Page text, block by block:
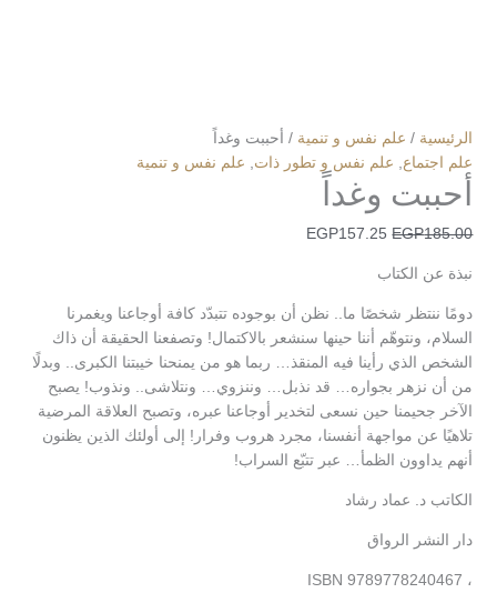
الرئيسية / علم نفس و تنمية / أحببت وغداً
علم اجتماع
علم نفس و تطور ذات علم نفس و تنمية
أحببت وغداً
EGP185.00
EGP157.25
نبذة عن الكتاب
دومًا ننتظر شخصًا ما.. نظن أن بوجوده تتبدّد كافة أوجاعنا ويغمرنا
السلام، ونتوهّم أننا حينها سنشعر بالاكتمال! وتصفعنا الحقيقة أن ذاك
الشخص الذي رأينا فيه المنقذ… ربما هو من يمنحنا خيبتنا الكبرى.. وبدلًا
من أن نزهر بجواره… قد نذبل… وننزوي… ونتلاشى.. ونذوب! يصبح
الآخر جحيمنا حين نسعى لتخدير أوجاعنا عبره، وتصبح العلاقة المرضية
تلاهيًا عن مواجهة أنفسنا، مجرد هروب وفرار! إلى أولئك الذين يظنون
أنهم يداوون الظمأ… عبر تتبّع السراب!
الكاتب د. عماد رشاد
دار النشر الرواق
، ISBN 9789778240467